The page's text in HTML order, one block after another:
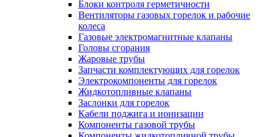
Блоки контроля герметичности
Вентиляторы газовых горелок и рабочие
колеса
Газовые электромагнитные клапаны
Головы сгорания
Жаровые трубы
Запчасти комплектующих для горелок
Электрокомпоненты для горелок
Жидкотопливные клапаны
Заслонки для горелок
Кабели поджига и ионизации
Компоненты газовой трубы